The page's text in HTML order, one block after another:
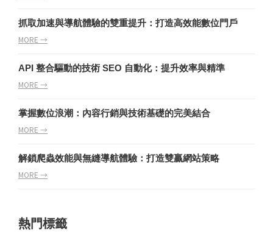
抓取加速與導航體驗的雙重提升：打造高效能數位門戶
MORE →
API 整合驅動的技術 SEO 自動化：提升效率與精準
MORE →
掌握數位浪潮：內容行銷與技術基礎的完美結合
MORE →
解鎖爬蟲效能與無縫導航體驗：打造雙贏網站策略
MORE →
熱門標籤